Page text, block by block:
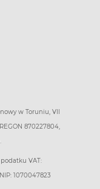
w Toruniu, VII
870227804,
VAT:
1070047823